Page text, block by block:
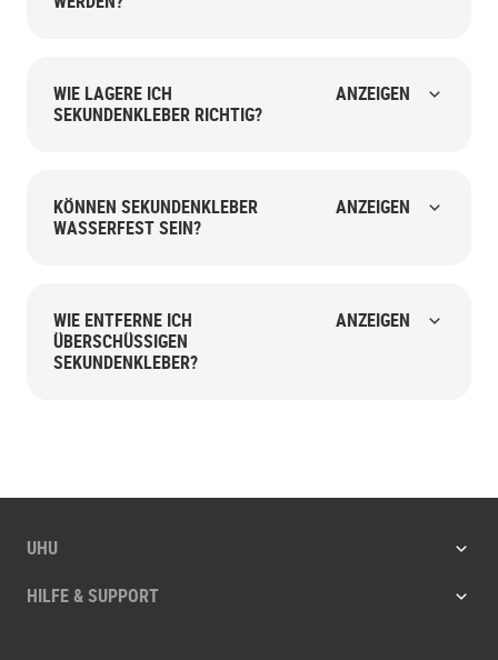
WIE LAGERE ICH
SEKUNDENKLEBER RICHTIG?
ANZEIGEN
KÖNNEN SEKUNDENKLEBER
WASSERFEST SEIN?
ANZEIGEN
WIE ENTFERNE ICH
ÜBERSCHÜSSIGEN
SEKUNDENKLEBER?
ANZEIGEN
UHU
HILFE & SUPPORT